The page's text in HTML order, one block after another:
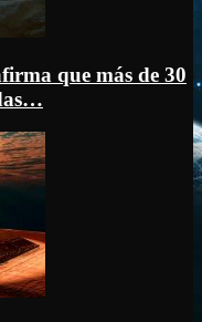
que más de 30